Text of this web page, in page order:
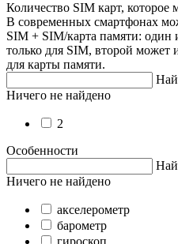
Количество SIM карт, которое
В современных смартфонах
SIM + SIM/карта памяти: один
только для SIM, второй может
для карты памяти.
Ничего не найдено
2
Особенности
Ничего не найдено
акселерометр
барометр